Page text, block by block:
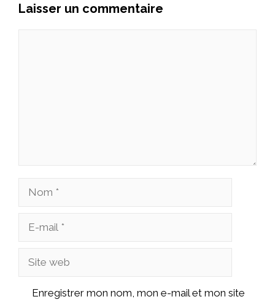
Laisser un commentaire
Nom
Site
Enregistrer mon nom, mon e-mail et mon site